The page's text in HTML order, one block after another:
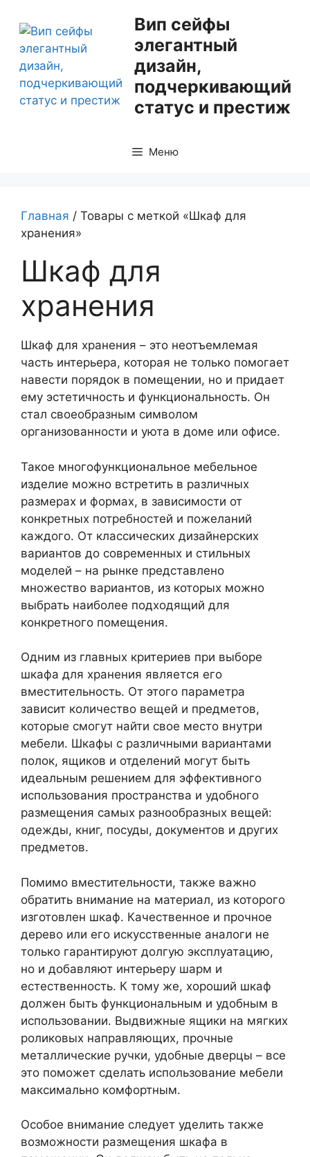
содержимому
Вип сейфы
элегантный
дизайн,
подчеркивающий
статус и престиж
Меню
Главная / Товары с меткой «Шкаф для
хранения»
Шкаф для
хранения
Шкаф для хранения – это неотъемлемая
часть интерьера, которая не только помогает
навести порядок в помещении, но и придает
ему эстетичность и функциональность. Он
стал своеобразным символом
организованности и уюта в доме или офисе.
Такое многофункциональное мебельное
изделие можно встретить в различных
размерах и формах, в зависимости от
конкретных потребностей и пожеланий
каждого. От классических дизайнерских
вариантов до современных и стильных
моделей – на рынке представлено
множество вариантов, из которых можно
выбрать наиболее подходящий для
конкретного помещения.
Одним из главных критериев при выборе
шкафа для хранения является его
вместительность. От этого параметра
зависит количество вещей и предметов,
которые смогут найти свое место внутри
мебели. Шкафы с различными вариантами
полок, ящиков и отделений могут быть
идеальным решением для эффективного
использования пространства и удобного
размещения самых разнообразных вещей:
одежды, книг, посуды, документов и других
предметов.
Помимо вместительности, также важно
обратить внимание на материал, из которого
изготовлен шкаф. Качественное и прочное
дерево или его искусственные аналоги не
только гарантируют долгую эксплуатацию,
но и добавляют интерьеру шарм и
естественность. К тому же, хороший шкаф
должен быть функциональным и удобным в
использовании. Выдвижные ящики на мягких
роликовых направляющих, прочные
металлические ручки, удобные дверцы – все
это поможет сделать использование мебели
максимально комфортным.
Особое внимание следует уделить также
возможности размещения шкафа в